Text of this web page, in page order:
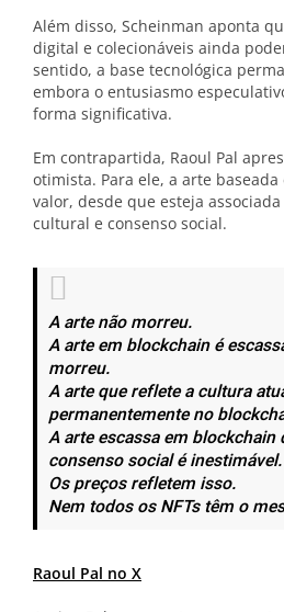
Além disso, Scheinman aponta
digital e colecionáveis ainda
sentido, a base tecnológica
embora o entusiasmo
forma significativa.
Em contrapartida, Raoul Pal
otimista. Para ele, a arte
valor, desde que esteja
cultural e consenso social.
A arte não morreu.
A arte em blockchain é
morreu.
A arte que reflete a cultura
permanentemente no
A arte escassa em blockchain
consenso social é inestimável.
Os preços refletem isso.
Nem todos os NFTs têm o
Raoul Pal no X